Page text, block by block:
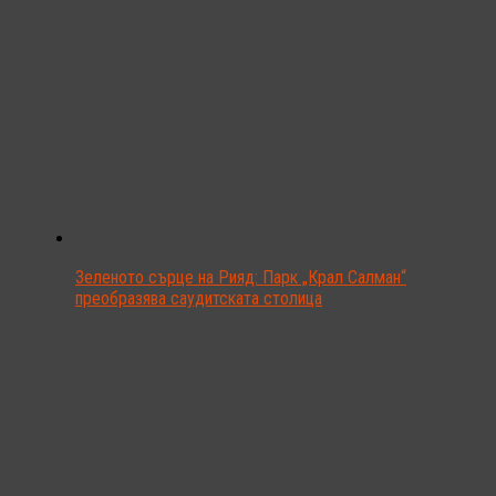
Зеленото сърце на Рияд: Парк „Крал Салман“
преобразява саудитската столица